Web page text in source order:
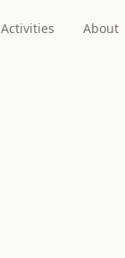
Activities About